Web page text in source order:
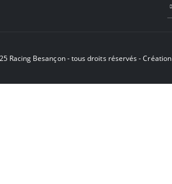
Racing Besançon - tous droits réservés - Création